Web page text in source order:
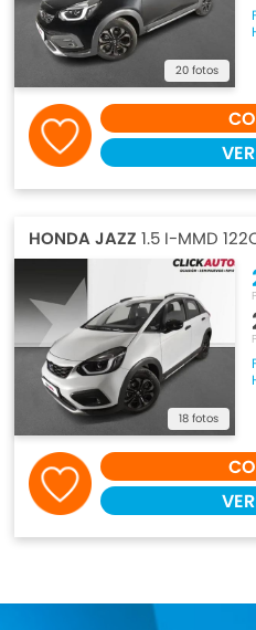
20 fotos
HONDA JAZZ 1.5 I-MMD
18 fotos